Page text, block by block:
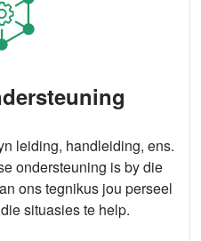
leiding, handleiding, ens.
ondersteuning is by die
ons tegnikus jou perseel
situasies te help.